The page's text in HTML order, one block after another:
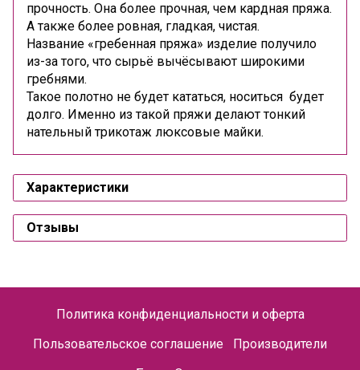
прочность. Она более прочная, чем кардная пряжа.
А также более ровная, гладкая, чистая.
Название «гребенная пряжа» изделие получило
из-за того, что сырьё вычёсывают широкими
гребнями.
Такое полотно не будет кататься, носиться будет
долго. Именно из такой пряжи делают тонкий
нательный трикотаж люксовые майки.
Характеристики
Отзывы
Политика конфиденциальности и оферта
Пользовательское соглашение
Производители